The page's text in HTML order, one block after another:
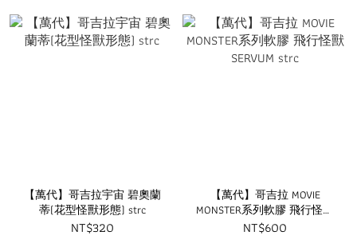
【萬代】哥吉拉宇宙 碧奧蘭
蒂(花型怪獸形態) strc
NT$320
【萬代】哥吉拉 MOVIE
MONSTER系列軟膠 飛行怪獸
SERVUM strc
NT$600